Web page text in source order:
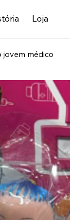
Loja
jovem médico